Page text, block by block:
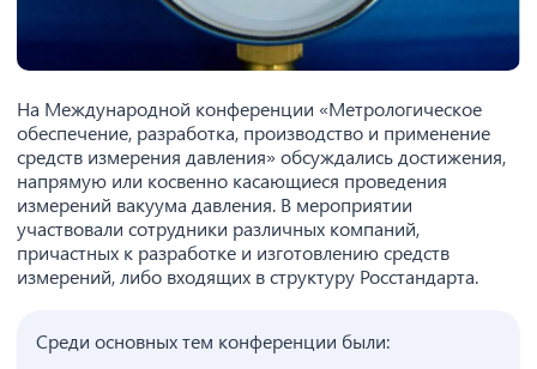
На Международной конференции «Метрологическое
обеспечение, разработка, производство и применение
средств измерения давления» обсуждались достижения,
напрямую или косвенно касающиеся проведения
измерений вакуума давления. В мероприятии
участвовали сотрудники различных компаний,
причастных к разработке и изготовлению средств
измерений, либо входящих в структуру Росстандарта.
Среди основных тем конференции были: